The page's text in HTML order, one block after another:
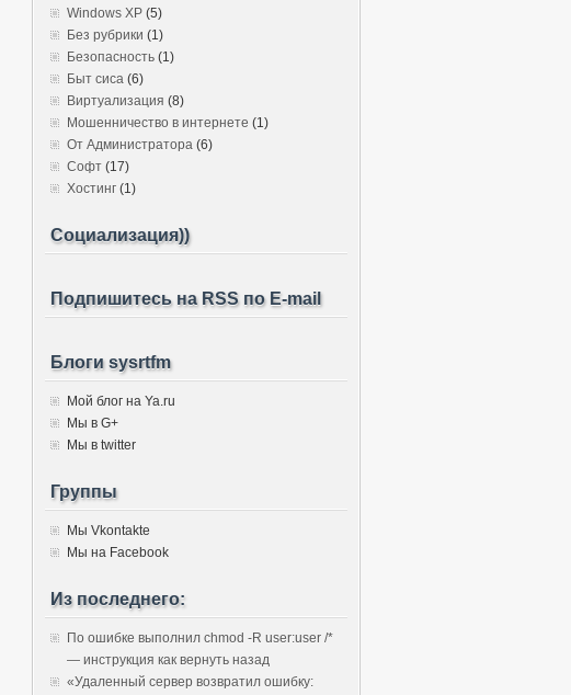
Windows XP (5)
Без рубрики (1)
Безопасность (1)
Быт сиса (6)
Виртуализация (8)
Мошенничество в интернете (1)
От Администратора (6)
Софт (17)
Хостинг (1)
Социализация))
Подпишитесь на RSS по E-mail
Блоги sysrtfm
Мой блог на Ya.ru
Мы в G+
Мы в twitter
Группы
Мы Vkontakte
Мы на Facebook
Из последнего:
По ошибке выполнил chmod -R user:user /*
— инструкция как вернуть назад
«Удаленный сервер возвратил ошибку: